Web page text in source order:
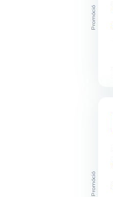
Promóció
Promóció